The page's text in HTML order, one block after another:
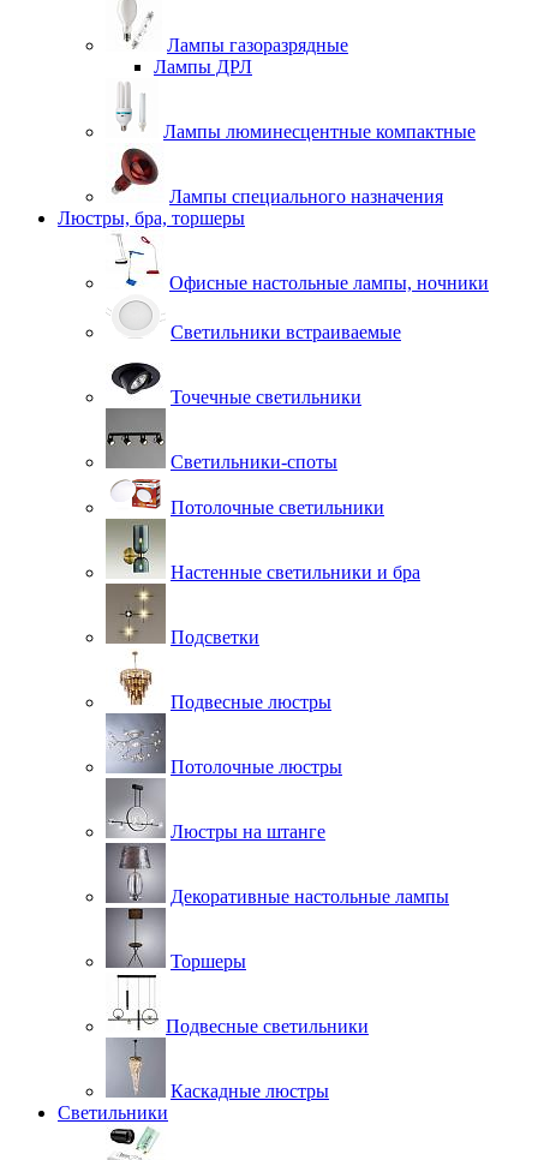
Лампы газоразрядные
Лампы ДРЛ
Лампы люминесцентные компактные
Лампы специального назначения
Люстры, бра, торшеры
Офисные настольные лампы, ночники
Светильники встраиваемые
Точечные светильники
Светильники-споты
Потолочные светильники
Настенные светильники и бра
Подсветки
Подвесные люстры
Потолочные люстры
Люстры на штанге
Декоративные настольные лампы
Торшеры
Подвесные светильники
Каскадные люстры
Светильники